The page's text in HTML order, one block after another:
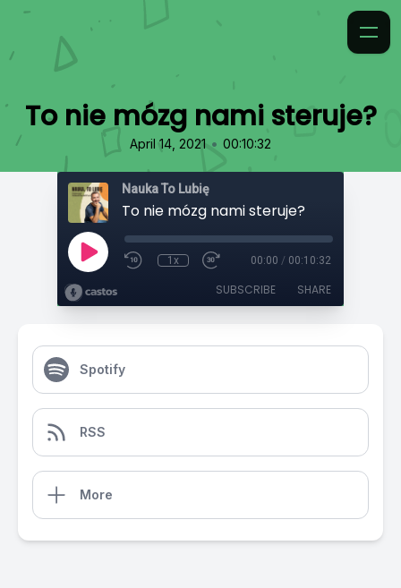
To nie mózg nami steruje?
April 14, 2021 • 00:10:32
Nauka To Lubię
To nie mózg nami steruje?
1x 00:00 / 00:10:32
SUBSCRIBE SHARE
Spotify
RSS
More